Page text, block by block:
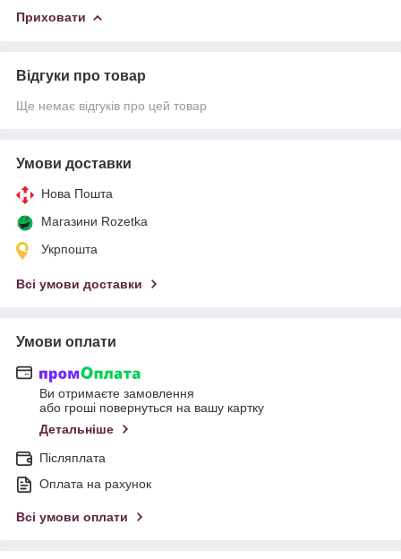
Приховати
Відгуки про товар
Ще немає відгуків про цей товар
Умови доставки
Нова Пошта
Магазини Rozetka
Укрпошта
Всі умови доставки
Умови оплати
Ви отримаєте замовлення
або гроші повернуться на вашу картку
Детальніше
Післяплата
Оплата на рахунок
Всі умови оплати